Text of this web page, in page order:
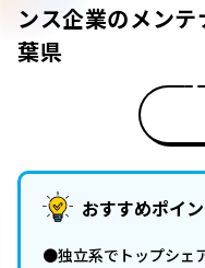
ンス企業のメン
葉県
おすすめポイ
●独立系でトップシェ